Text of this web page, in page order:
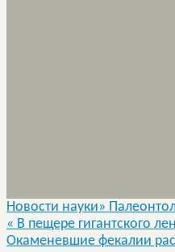
Новости науки»
« В пещере гигантского
Окаменевшие фекалии